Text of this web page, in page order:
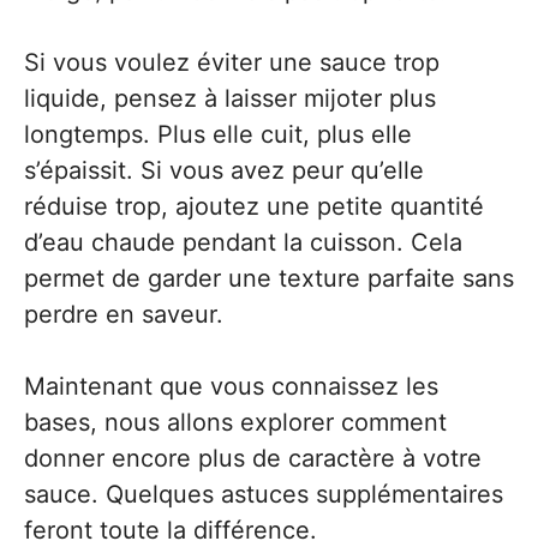
Si vous voulez éviter une sauce trop
liquide, pensez à laisser mijoter plus
longtemps. Plus elle cuit, plus elle
s’épaissit. Si vous avez peur qu’elle
réduise trop, ajoutez une petite quantité
d’eau chaude pendant la cuisson. Cela
permet de garder une texture parfaite sans
perdre en saveur.
Maintenant que vous connaissez les
bases, nous allons explorer comment
donner encore plus de caractère à votre
sauce. Quelques astuces supplémentaires
feront toute la différence.